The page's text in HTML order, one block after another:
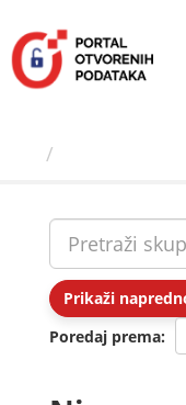
sadržaj
Prikaži
Poredaj prema